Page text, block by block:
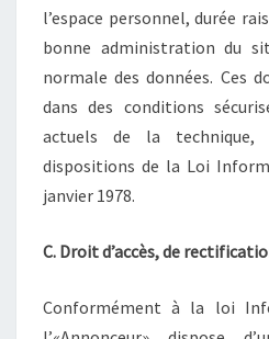
l’espace personnel, durée
bonne administration du
normale des données. Ces
dans des conditions
actuels de la
dispositions de la Loi
janvier 1978.
C. Droit d’accès, de
Conformément à la loi